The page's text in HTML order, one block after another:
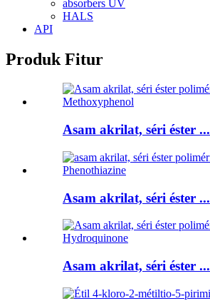
absorbers UV
HALS
API
Produk Fitur
Asam akrilat, séri éster ...
Asam akrilat, séri éster ...
Asam akrilat, séri éster ...